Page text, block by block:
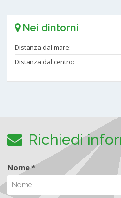
Nei dintorni
Distanza dal mare:
Distanza dal centro:
Richiedi
Nome *